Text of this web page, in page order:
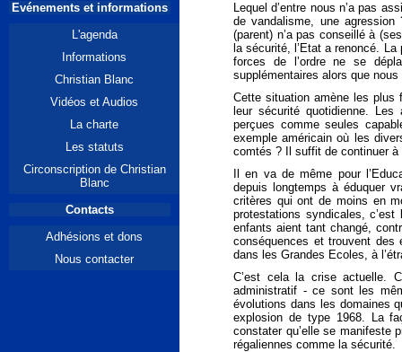
Evénements et informations
L'agenda
Informations
Christian Blanc
Vidéos et Audios
La charte
Les statuts
Circonscription de Christian
Blanc
Contacts
Adhésions et dons
Nous contacter
Lequel d’entre nous n’a pas
de vandalisme, une
(parent) n’a pas conseillé à
la sécurité, l’Etat a renoncé.
forces de l’ordre ne se
supplémentaires alors que
Cette situation amène les plus
leur sécurité quotidienne.
perçues comme seules
exemple américain où les
comtés ? Il suffit de continuer
Il en va de même pour
depuis longtemps à éduquer
critères qui ont de moins en
protestations syndicales,
enfants aient tant changé,
conséquences et trouvent des
dans les Grandes Ecoles, à
C’est cela la crise actuelle.
administratif - ce sont les
évolutions dans les domaines
explosion de type 1968. La
constater qu’elle se manifeste
régaliennes comme la sécurité.